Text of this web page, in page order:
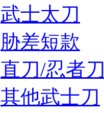
武士太刀
胁差短款
直刀/忍者刀
其他武士刀